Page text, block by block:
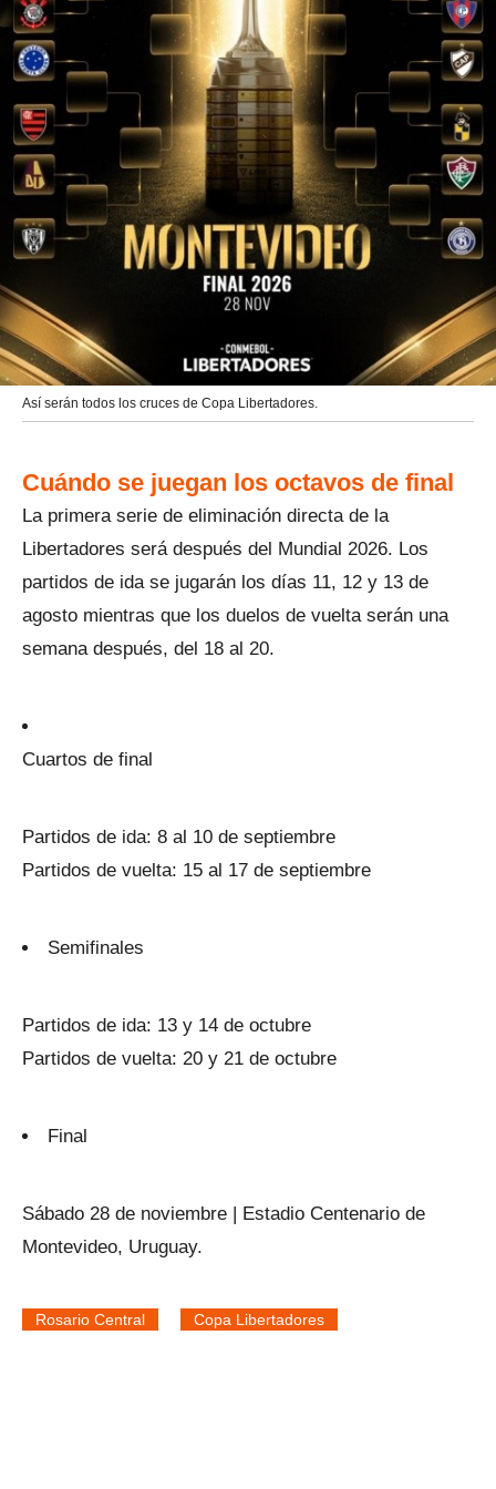
Así serán todos los cruces de Copa Libertadores.
Cuándo se juegan los octavos de final
La primera serie de eliminación directa de la
Libertadores será después del Mundial 2026. Los
partidos de ida se jugarán los días 11, 12 y 13 de
agosto mientras que los duelos de vuelta serán una
semana después, del 18 al 20.
Cuartos de final
Partidos de ida: 8 al 10 de septiembre
Partidos de vuelta: 15 al 17 de septiembre
Semifinales
Partidos de ida: 13 y 14 de octubre
Partidos de vuelta: 20 y 21 de octubre
Final
Sábado 28 de noviembre | Estadio Centenario de
Montevideo, Uruguay.
Rosario Central Copa Libertadores